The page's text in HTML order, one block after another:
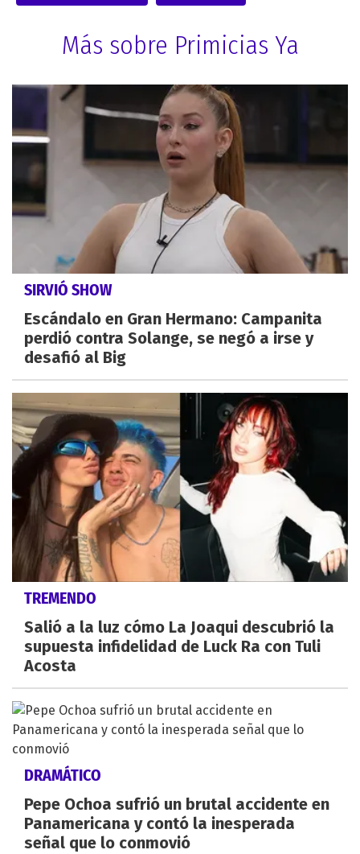
Más sobre Primicias Ya
SIRVIÓ SHOW
Escándalo en Gran Hermano: Campanita
perdió contra Solange, se negó a irse y
desafió al Big
TREMENDO
Salió a la luz cómo La Joaqui descubrió la
supuesta infidelidad de Luck Ra con Tuli
Acosta
DRAMÁTICO
Pepe Ochoa sufrió un brutal accidente en
Panamericana y contó la inesperada
señal que lo conmovió